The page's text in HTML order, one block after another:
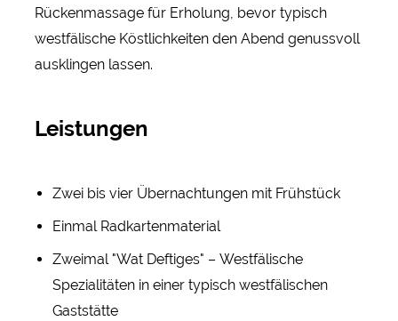
Rückenmassage für Erholung, bevor typisch
westfälische Köstlichkeiten den Abend genussvoll
ausklingen lassen.
Leistungen
Zwei bis vier Übernachtungen mit Frühstück
Einmal Radkartenmaterial
Zweimal "Wat Deftiges" – Westfälische
Spezialitäten in einer typisch westfälischen
Gaststätte